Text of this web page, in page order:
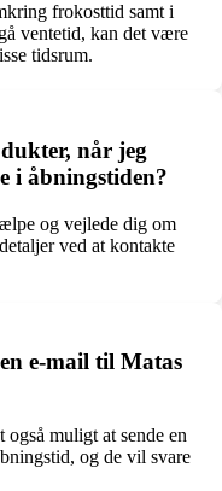
frokosttid samt i
ventetid, kan det være
tidsrum.
når jeg
i åbningstiden?
og vejlede dig om
ved at kontakte
e-mail til Matas
muligt at sende en
og de vil svare